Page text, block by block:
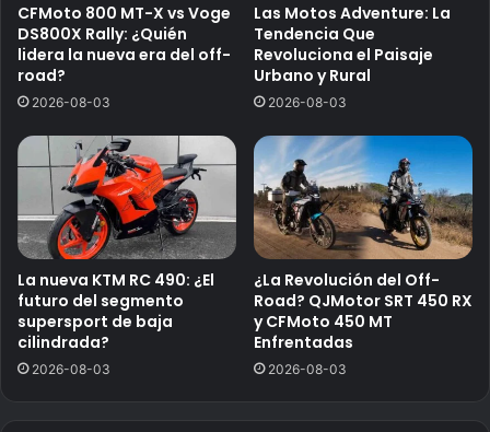
CFMoto 800 MT-X vs Voge
DS800X Rally: ¿Quién
lidera la nueva era del off-
road?
2026-08-03
Las Motos Adventure: La
Tendencia Que
Revoluciona el Paisaje
Urbano y Rural
2026-08-03
La nueva KTM RC 490: ¿El
futuro del segmento
supersport de baja
cilindrada?
2026-08-03
¿La Revolución del Off-
Road? QJMotor SRT 450 RX
y CFMoto 450 MT
Enfrentadas
2026-08-03